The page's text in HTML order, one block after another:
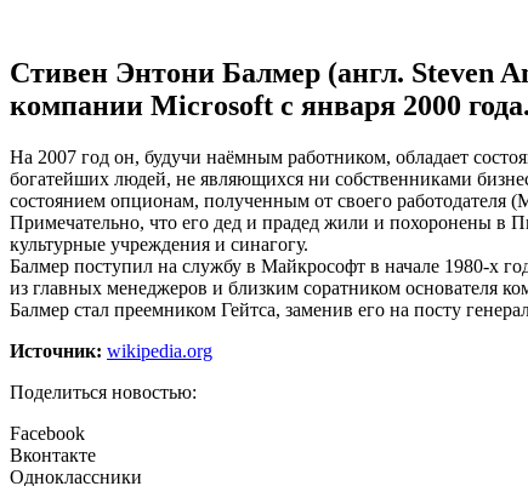
Стивен Энтони Балмер (англ. Steven
компании Microsoft с января 2000 года.
На 2007 год он, будучи наёмным работником, обладает
богатейших людей, не являющихся ни собственниками
состоянием опционам, полученным от своего работодателя
Примечательно, что его дед и прадед жили и похоронены в
культурные учреждения и синагогу.
Балмер поступил на службу в Майкрософт в начале 1980-х
из главных менеджеров и близким соратником основателя
Балмер стал преемником Гейтса, заменив его на посту
Источник: wikipedia.org
Поделиться новостью:
Facebook
Вконтакте
Одноклассники